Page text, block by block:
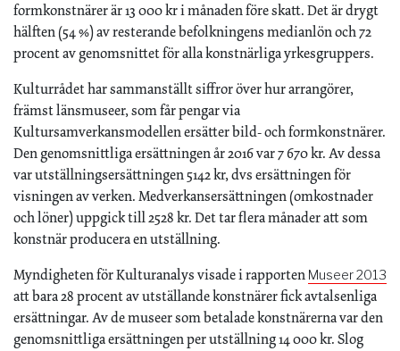
formkonstnärer är 13 000 kr i månaden före skatt. Det är drygt
hälften (54 %) av resterande befolkningens medianlön och 72
procent av genomsnittet för alla konstnärliga yrkesgruppers.
Kulturrådet har sammanställt siffror över hur arrangörer,
främst länsmuseer, som får pengar via
Kultursamverkansmodellen ersätter bild- och formkonstnärer.
Den genomsnittliga ersättningen år 2016 var 7 670 kr. Av dessa
var utställningsersättningen 5142 kr, dvs ersättningen för
visningen av verken. Medverkansersättningen (omkostnader
och löner) uppgick till 2528 kr. Det tar flera månader att som
konstnär producera en utställning.
Myndigheten för Kulturanalys visade i rapporten Museer 2013
att bara 28 procent av utställande konstnärer fick avtalsenliga
ersättningar. Av de museer som betalade konstnärerna var den
genomsnittliga ersättningen per utställning 14 000 kr. Slog